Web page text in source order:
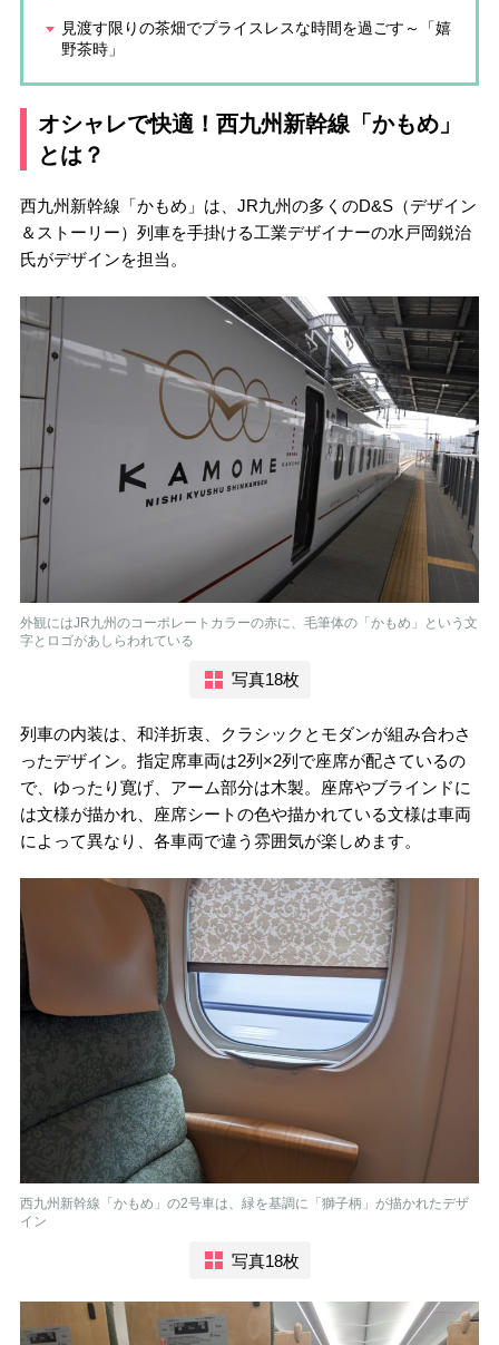
見渡す限りの茶畑でプライスレスな時間を過ごす～「嬉
野茶時」
オシャレで快適！西九州新幹線「かもめ」
とは？
西九州新幹線「かもめ」は、JR九州の多くのD&S（デザイン
＆ストーリー）列車を手掛ける工業デザイナーの水戸岡鋭治
氏がデザインを担当。
外観にはJR九州のコーポレートカラーの赤に、毛筆体の「かもめ」という文
字とロゴがあしらわれている
写真18枚
列車の内装は、和洋折衷、クラシックとモダンが組み合わさ
ったデザイン。指定席車両は2列×2列で座席が配さているの
で、ゆったり寛げ、アーム部分は木製。座席やブラインドに
は文様が描かれ、座席シートの色や描かれている文様は車両
によって異なり、各車両で違う雰囲気が楽しめます。
西九州新幹線「かもめ」の2号車は、緑を基調に「獅子柄」が描かれたデザ
イン
写真18枚